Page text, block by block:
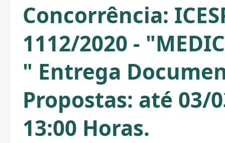
Concorrência:
1112/2020 -
" Entrega
Propostas: até 03/
13:00 Horas.